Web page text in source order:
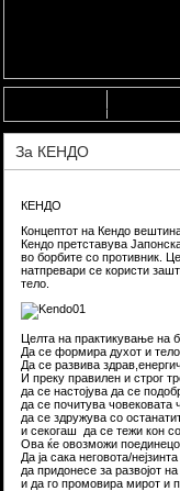
За КЕНДО
КЕНДО
Концептот на Кендо
Кендо претставува
во борбите со противник.
натпревари се користи
тело.
Целта на практикување на
Да се формира духот и
Да се развива
И преку правилен и строг
да се настојува да се
да се почитува човековата
да се здружува со
и секогаш да се тежи кон
Ова ќе овозможи
Да ја сака неговота/
да придонесе за развојот на
и да го промовира мирот и